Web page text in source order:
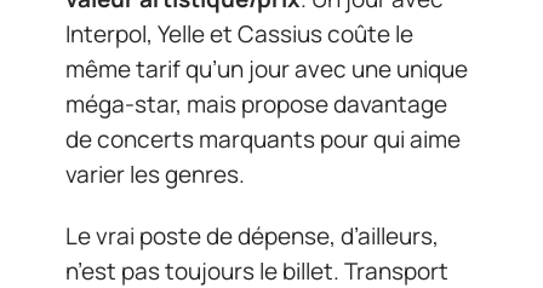
Interpol, Yelle et Cassius coûte le
même tarif qu’un jour avec une unique
méga-star, mais propose davantage
de concerts marquants pour qui aime
varier les genres.
Le vrai poste de dépense, d’ailleurs,
n’est pas toujours le billet. Transport